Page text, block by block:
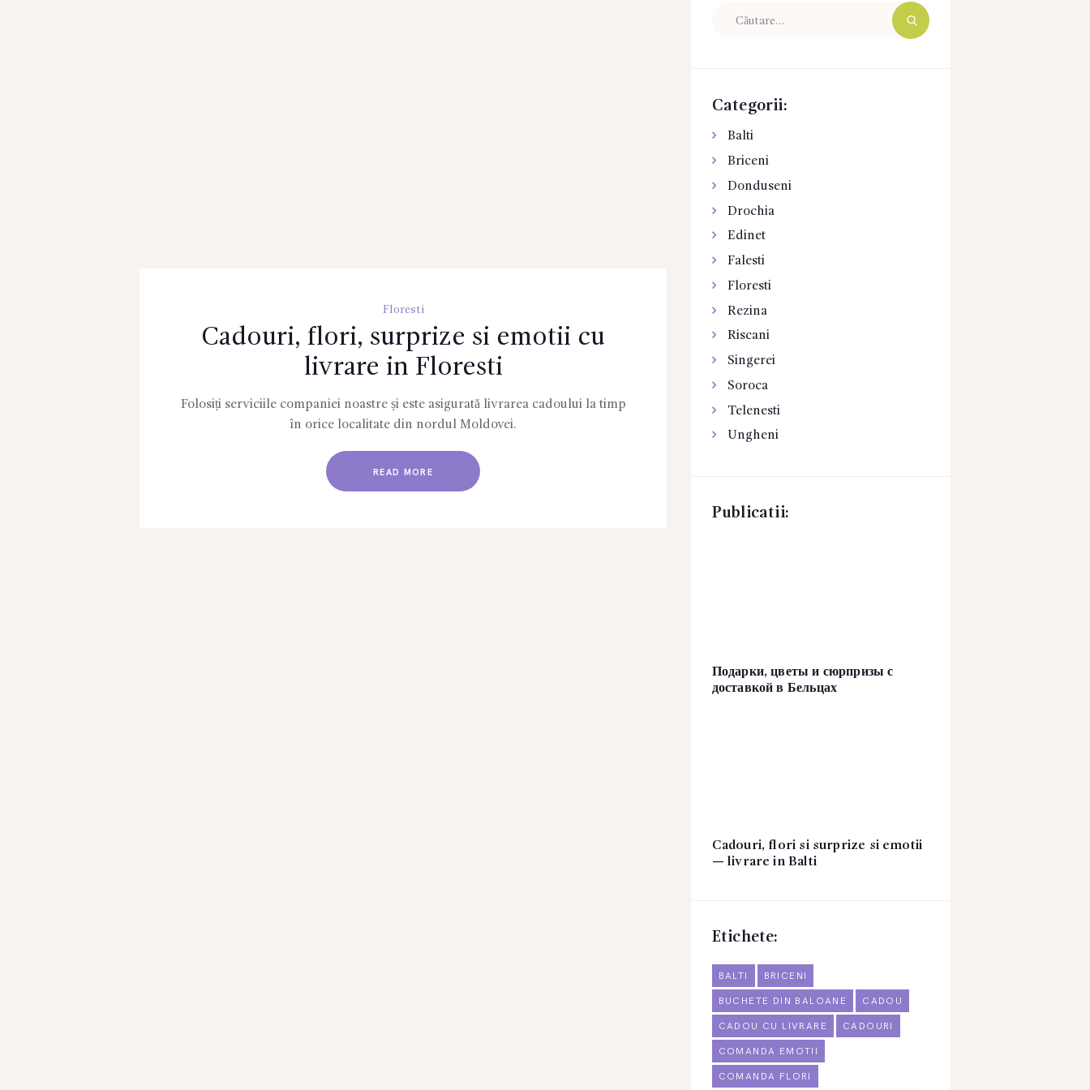
Floresti
Cadouri, flori, surprize si emotii cu
livrare in Floresti
Folosiți serviciile companiei noastre și este asigurată livrarea cadoului la timp
în orice localitate din nordul Moldovei.
READ MORE
Categorii:
Balti
Briceni
Donduseni
Drochia
Edinet
Falesti
Floresti
Rezina
Riscani
Singerei
Soroca
Telenesti
Ungheni
Publicatii:
Подарки, цветы и сюрпризы с
доставкой в Бельцах
Cadouri, flori si surprize si emotii
— livrare in Balti
Etichete:
BALTI BRICENI
BUCHETE DIN BALOANE CADOU
CADOU CU LIVRARE CADOURI
COMANDA EMOTII
COMANDA FLORI